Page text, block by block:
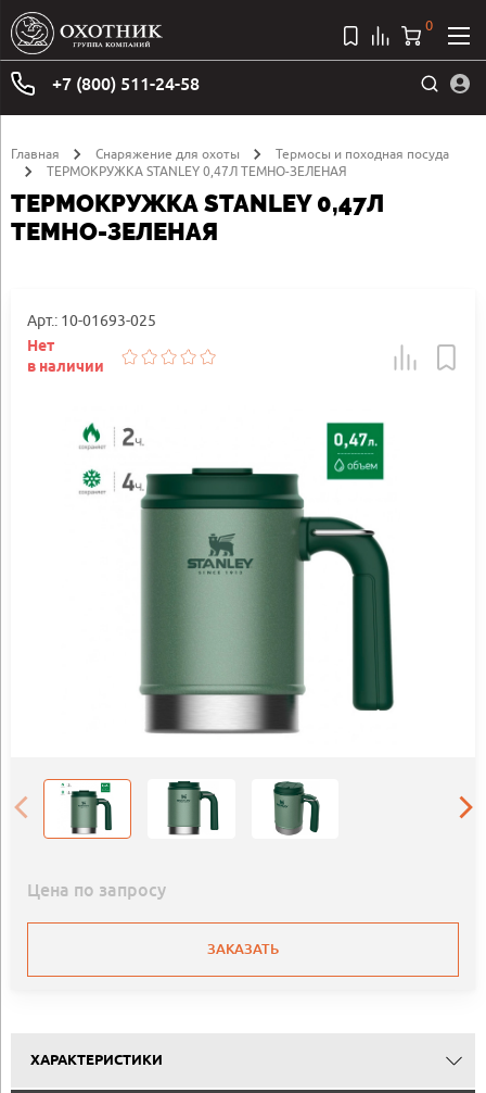
+7 (800) 511-24-58
0
Главная Снаряжение для охоты
Термосы и походная посуда
ТЕРМОКРУЖКА STANLEY 0,47Л ТЕМНО-ЗЕЛЕНАЯ
ТЕРМОКРУЖКА STANLEY 0,47Л
ТЕМНО-ЗЕЛЕНАЯ
Арт.: 10-01693-025
Нет
в наличии
Цена по запросу
ЗАКАЗАТЬ
ХАРАКТЕРИСТИКИ